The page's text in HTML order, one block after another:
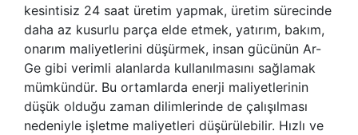
kesintisiz 24 saat üretim yapmak, üretim sürecinde
daha az kusurlu parça elde etmek, yatırım, bakım,
onarım maliyetlerini düşürmek, insan gücünün Ar-
Ge gibi verimli alanlarda kullanılmasını sağlamak
mümkündür. Bu ortamlarda enerji maliyetlerinin
düşük olduğu zaman dilimlerinde de çalışılması
nedeniyle işletme maliyetleri düşürülebilir. Hızlı ve